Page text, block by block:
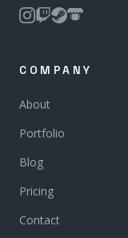
COMPANY
About
Portfolio
Blog
Pricing
Contact